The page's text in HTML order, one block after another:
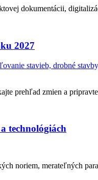
dokumentácii,
2027
stavieb, drobné
prehľad zmien a
technológiách
noriem, merateľných